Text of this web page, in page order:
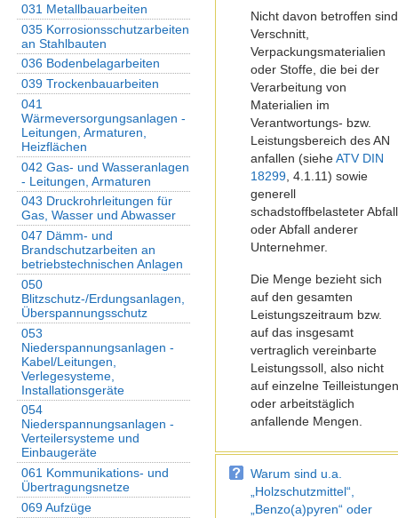
031 Metallbauarbeiten
035 Korrosionsschutzarbeiten
an Stahlbauten
036 Bodenbelagarbeiten
039 Trockenbauarbeiten
041
Wärmeversorgungsanlagen -
Leitungen, Armaturen,
Heizflächen
042 Gas- und Wasseranlagen
- Leitungen, Armaturen
043 Druckrohrleitungen für
Gas, Wasser und Abwasser
047 Dämm- und
Brandschutzarbeiten an
betriebstechnischen Anlagen
050
Blitzschutz-/Erdungsanlagen,
Überspannungsschutz
053
Niederspannungsanlagen -
Kabel/Leitungen,
Verlegesysteme,
Installationsgeräte
054
Niederspannungsanlagen -
Verteilersysteme und
Einbaugeräte
061 Kommunikations- und
Übertragungsnetze
069 Aufzüge
Nicht davon betroffen sind
Verschnitt,
Verpackungsmaterialien
oder Stoffe, die bei der
Verarbeitung von
Materialien im
Verantwortungs- bzw.
Leistungsbereich des AN
anfallen (sieheATV DIN
18299 , 4.1.11) sowie
generell
schadstoffbelasteter Abfall
oder Abfall anderer
Unternehmer.
Die Menge bezieht sich
auf den gesamten
Leistungszeitraum bzw.
auf das insgesamt
vertraglich vereinbarte
Leistungssoll, also nicht
auf einzelne
oder arbeitstäglich
anfallende Mengen.
Warum sind u.a.
„Holzschutzmittel“,
„Benzo(a)pyren“ oder